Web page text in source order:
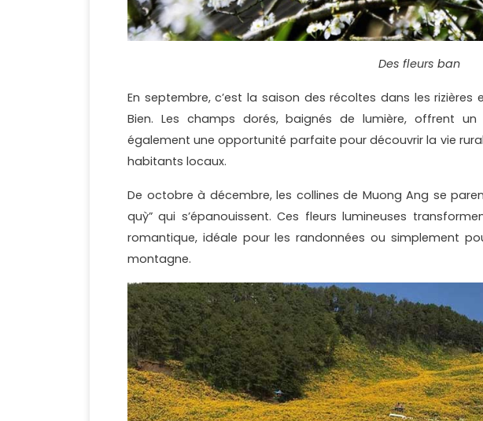
Des fleurs ban
En septembre, c’est la saison des récoltes dans les
Bien. Les champs dorés, baignés de lumière, offrent
également une opportunité parfaite pour découvrir la vie
habitants locaux.
De octobre à décembre, les collines de Muong Ang se
quỳ” qui s’épanouissent. Ces fleurs lumineuses
romantique, idéale pour les randonnées ou simplement
montagne.